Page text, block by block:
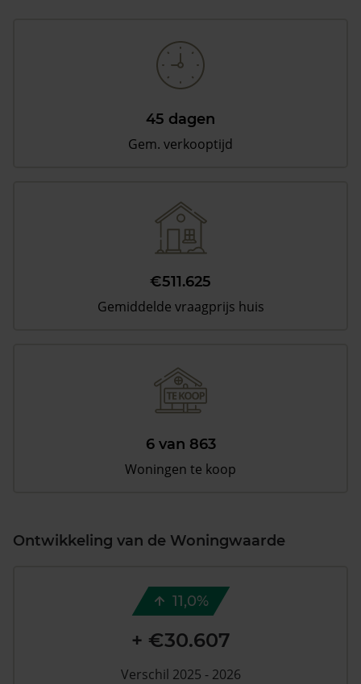
45 dagen
Gem. verkooptijd
€511.625
Gemiddelde vraagprijs huis
6 van 863
Woningen te koop
Ontwikkeling van de Woningwaarde
11,0%
+ €30.607
Verschil 2025 - 2026